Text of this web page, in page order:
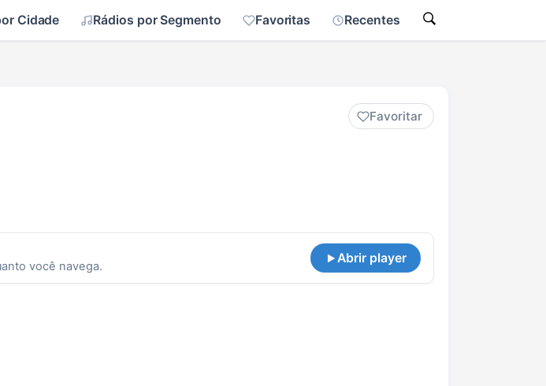
Cidade Rádios por Segmento Favoritas Recentes
Favoritar
você navega.
Abrir player